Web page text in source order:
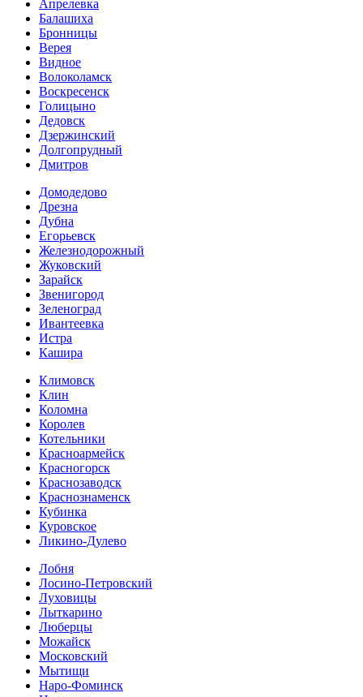
Апрелевка
Балашиха
Бронницы
Верея
Видное
Волоколамск
Воскресенск
Голицыно
Дедовск
Дзержинский
Долгопрудный
Дмитров
Домодедово
Дрезна
Дубна
Егорьевск
Железнодорожный
Жуковский
Зарайск
Звенигород
Зеленоград
Ивантеевка
Истра
Кашира
Климовск
Клин
Коломна
Королев
Котельники
Красноармейск
Красногорск
Краснозаводск
Краснознаменск
Кубинка
Куровское
Ликино-Дулево
Лобня
Лосино-Петровский
Луховицы
Лыткарино
Люберцы
Можайск
Московский
Мытищи
Наро-Фоминск